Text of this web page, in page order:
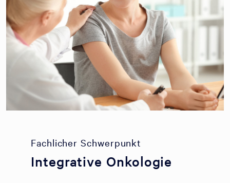
Fachlicher Schwerpunkt
Integrative Onkologie